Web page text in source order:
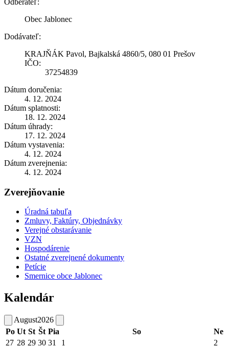
Obec Jablonec
Dodávateľ:
KRAJŇÁK Pavol, Bajkalská 4860/5, 080 01 Prešov
IČO:
37254839
Dátum doručenia:
4. 12. 2024
Dátum splatnosti:
18. 12. 2024
Dátum úhrady:
17. 12. 2024
Dátum vystavenia:
4. 12. 2024
Dátum zverejnenia:
4. 12. 2024
Zverejňovanie
Úradná tabuľa
Zmluvy, Faktúry, Objednávky
Verejné obstarávanie
VZN
Hospodárenie
Ostatné zverejnené dokumenty
Petície
Smernice obce Jablonec
Kalendár
August2026
Po Ut St Št Pia So
Ne
27 28 29 30 31 1 2